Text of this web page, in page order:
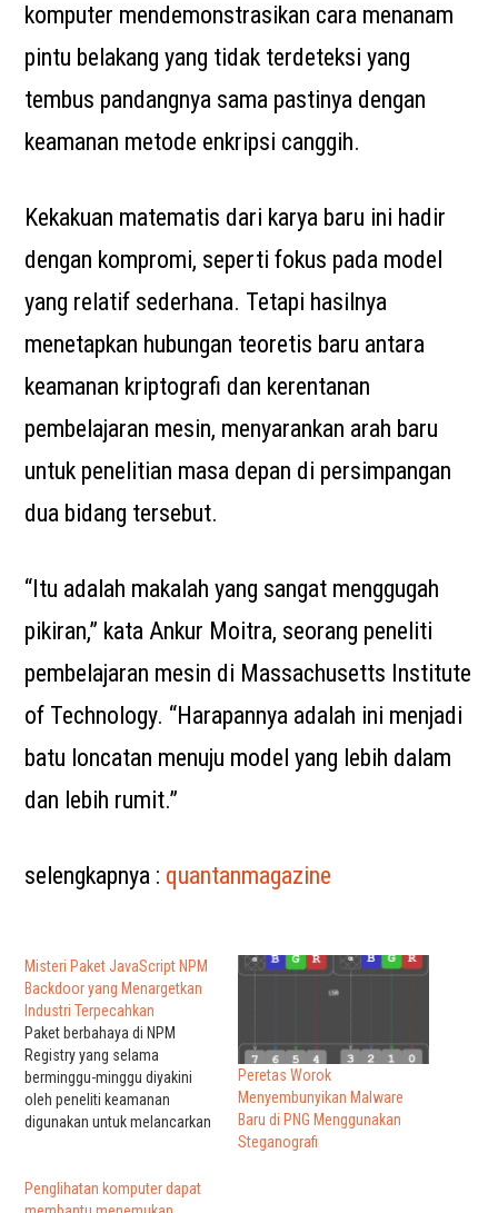
komputer mendemonstrasikan cara menanam
pintu belakang yang tidak terdeteksi yang
tembus pandangnya sama pastinya dengan
keamanan metode enkripsi canggih.
Kekakuan matematis dari karya baru ini hadir
dengan kompromi, seperti fokus pada model
yang relatif sederhana. Tetapi hasilnya
menetapkan hubungan teoretis baru antara
keamanan kriptografi dan kerentanan
pembelajaran mesin, menyarankan arah baru
untuk penelitian masa depan di persimpangan
dua bidang tersebut.
“Itu adalah makalah yang sangat menggugah
pikiran,” kata Ankur Moitra, seorang peneliti
pembelajaran mesin di Massachusetts Institute
of Technology. “Harapannya adalah ini menjadi
batu loncatan menuju model yang lebih dalam
dan lebih rumit.”
selengkapnya : quantanmagazine
Misteri Paket JavaScript NPM
Backdoor yang Menargetkan
Industri Terpecahkan
Paket berbahaya di NPM
Registry yang selama
berminggu-minggu diyakini
oleh peneliti keamanan
digunakan untuk melancarkan
terkemuka di Jerman ternyata
Peretas Worok
Menyembunyikan Malware
Baru di PNG Menggunakan
Steganografi
Penglihatan komputer dapat